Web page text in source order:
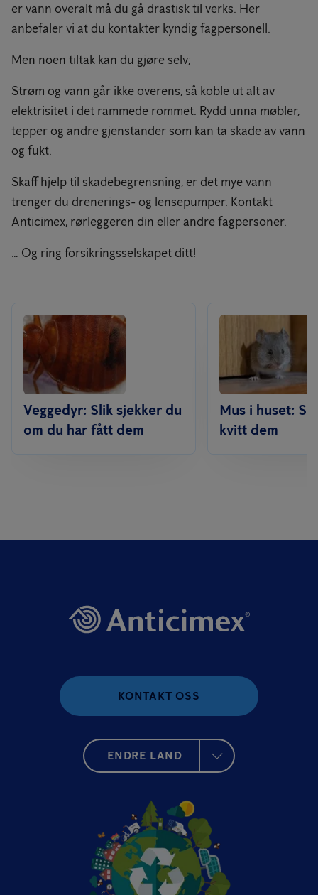
er vann overalt må du gå drastisk til verks. Her
anbefaler vi at du kontakter kyndig fagpersonell.
Men noen tiltak kan du gjøre selv;
Strøm og vann går ikke overens, så koble ut alt av
elektrisitet i det rammede rommet. Rydd unna møbler,
tepper og andre gjenstander som kan ta skade av vann
og fukt.
Skaff hjelp til skadebegrensning, er det mye vann
trenger du drenerings- og lensepumper. Kontakt
Anticimex, rørleggeren din eller andre fagpersoner.
… Og ring forsikringsselskapet ditt!
Veggedyr: Slik sjekker du
om du har fått dem
Mus i huset:
kvitt dem
KONTAKT OSS
ENDRE LAND